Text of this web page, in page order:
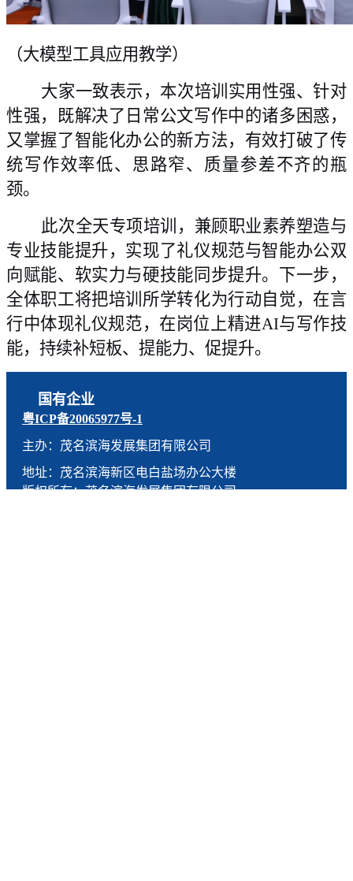
（大模型工具应用教学）
大家一致表示，本次培训实用性强、针对
性强，既解决了日常公文写作中的诸多困惑，
又掌握了智能化办公的新方法，有效打破了传
统写作效率低、思路窄、质量参差不齐的瓶
颈。
此次全天专项培训，兼顾职业素养塑造与
专业技能提升，实现了礼仪规范与智能办公双
向赋能、软实力与硬技能同步提升。下一步，
全体职工将把培训所学转化为行动自觉 ， 在言
行中体现礼仪规范，在岗位上精进AI与写作技
能，持续补短板、提能力、促提升。
国有企业
粤ICP备20065977号-1
主办：茂名滨海发展集团有限公司
地址：茂名滨海新区电白盐场办公大楼
版权所有：茂名滨海发展集团有限公司